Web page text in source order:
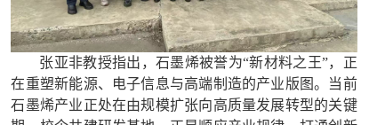
张亚非教授指出，石墨烯被誉为“新材料之王”，正
在重塑新能源、电子信息与高端制造的产业版图。当前
石墨烯产业正处在由规模扩张向高质量发展转型的关键